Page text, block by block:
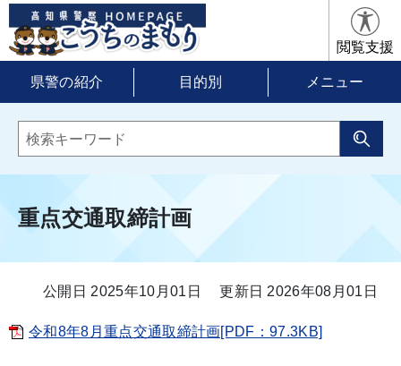
閲覧支援
県警の紹介 目的別 メニュー
重点交通取締計画
公開日 2025年10月01日 更新日 2026年08月01日
令和8年8月重点交通取締計画[PDF：97.3KB]